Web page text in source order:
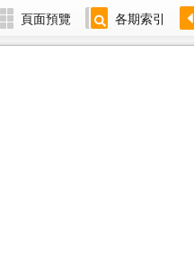
頁面預覽 各期索引